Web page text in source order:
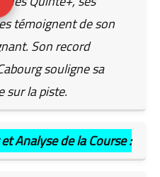
témoignent de son
Son record
souligne sa
sur la piste.
Analyse de la Course :